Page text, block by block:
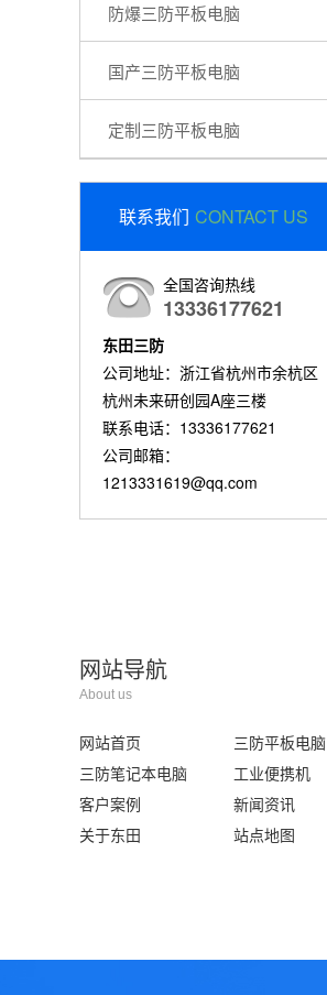
防爆三防平板电脑
国产三防平板电脑
定制三防平板电脑
联系我们 CONTACT US
全国咨询热线
13336177621
东田三防
公司地址：浙江省杭州市余杭区
杭州未来研创园A座三楼
联系电话：13336177621
公司邮箱：
1213331619@qq.com
网站导航
About us
网站首页
三防平板电脑
三防笔记本电脑
工业便携机
客户案例
新闻资讯
关于东田
站点地图